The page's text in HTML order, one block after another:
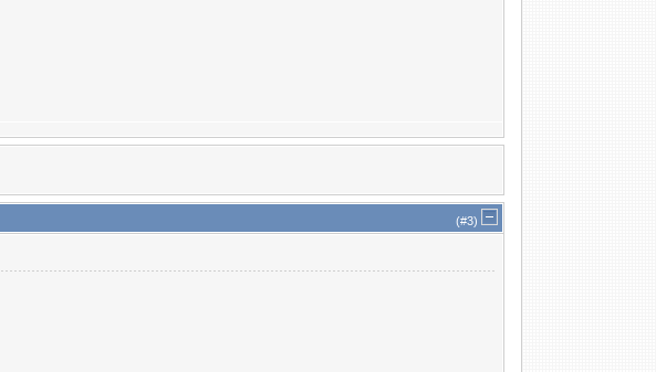
(#3)